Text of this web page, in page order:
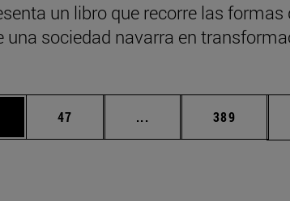
un libro que recorre las formas
una sociedad navarra en
para desplazarse.
Página
47 ... Páginas intermedias
Página
389